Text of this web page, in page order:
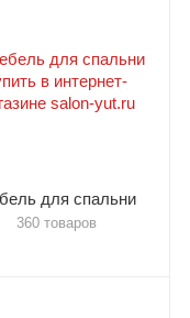
для спальни
360 товаров